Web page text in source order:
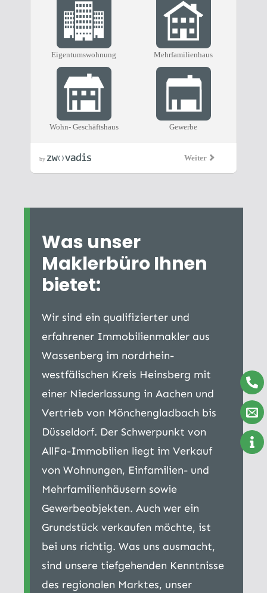
Was unser
Maklerbüro Ihnen
bietet:
Wir sind ein qualifizierter und
erfahrener Immobilienmakler aus
Wassenberg im nordrhein-
westfälischen Kreis Heinsberg mit
einer Niederlassung in Aachen und
Vertrieb von Mönchengladbach bis
Düsseldorf. Der Schwerpunkt von
AllFa-Immobilien liegt im Verkauf
von Wohnungen, Einfamilien- und
Mehrfamilienhäusern sowie
Gewerbeobjekten. Auch wer ein
Grundstück verkaufen möchte, ist
bei uns richtig. Was uns ausmacht,
sind unsere tiefgehenden Kenntnisse
des regionalen Marktes, unser